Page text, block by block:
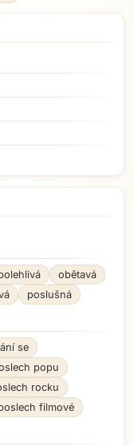
obětavá
poslušná
se
popu
rocku
filmové